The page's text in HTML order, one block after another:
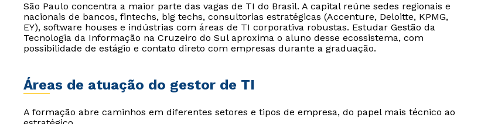
São Paulo concentra a maior parte das vagas de TI do Brasil. A capital reúne sedes regionais e
nacionais de bancos, fintechs, big techs, consultorias estratégicas (Accenture, Deloitte, KPMG,
EY), software houses e indústrias com áreas de TI corporativa robustas. Estudar Gestão da
Tecnologia da Informação na Cruzeiro do Sul aproxima o aluno desse ecossistema, com
possibilidade de estágio e contato direto com empresas durante a graduação.
Áreas de atuação do gestor de TI
A formação abre caminhos em diferentes setores e tipos de empresa, do papel mais técnico ao